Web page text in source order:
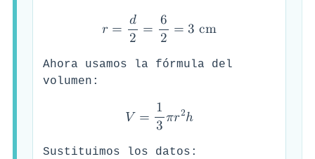
𝑟 = 𝑑
2 = 6
2 = 3 cm
Ahora usamos la fórmula del
volumen:
𝑉 = 1
3𝜋𝑟2ℎ
Sustituimos los datos: